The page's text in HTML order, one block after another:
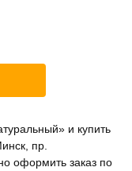
и купить
пр.
оформить заказ по